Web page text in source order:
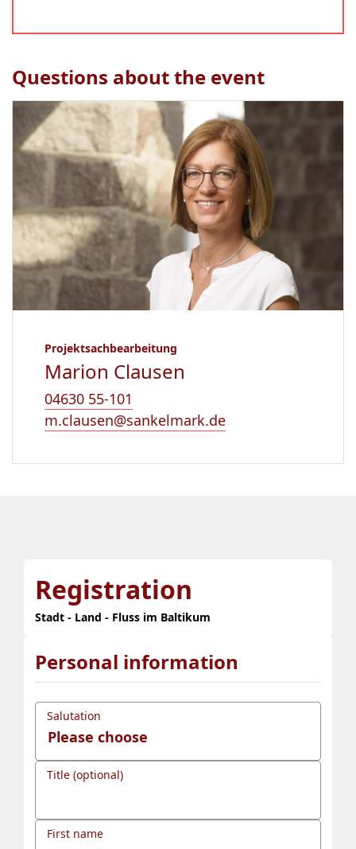
Questions about the event
Projektsachbearbeitung
Marion Clausen
04630 55-101
m.clausen@sankelmark.de
Registration
Stadt - Land - Fluss im Baltikum
Personal information
Salutation
Title (optional)
First name